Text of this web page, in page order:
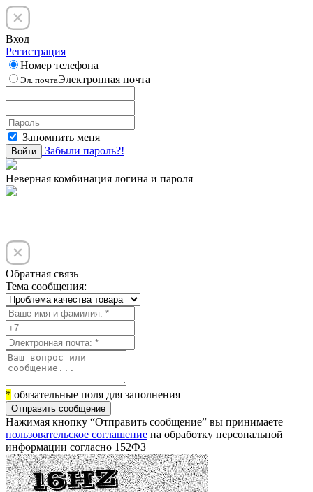
Вход
Регистрация
Номер телефона
Эл. почтаЭлектронная почта
Запомнить меня
Войти Забыли пароль?!
Неверная комбинация логина и пароля
Обратная связь
Тема сообщения:
* обязательные поля для заполнения
Отправить сообщение
Нажимая кнопку “Отправить сообщение” вы принимаете
пользовательское соглашение на обработку персональной
информации согласно 152ФЗ